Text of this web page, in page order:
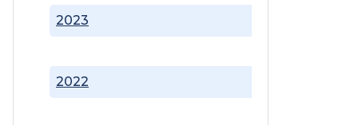
2022
2023